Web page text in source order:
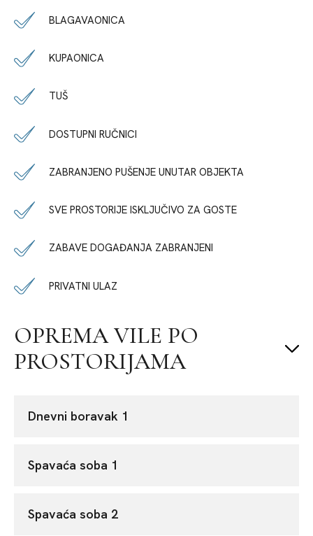
BLAGAVAONICA
KUPAONICA
TUŠ
DOSTUPNI RUČNICI
ZABRANJENO PUŠENJE UNUTAR OBJEKTA
SVE PROSTORIJE ISKLJUČIVO ZA GOSTE
ZABAVE DOGAĐANJA ZABRANJENI
PRIVATNI ULAZ
OPREMA VILE PO
PROSTORIJAMA
Dnevni boravak 1
Spavaća soba 1
Spavaća soba 2